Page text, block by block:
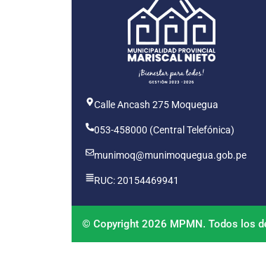
Calle Ancash 275 Moquegua
053-458000 (Central Telefónica)
munimoq@munimoquegua.gob.pe
RUC: 20154469941
© Copyright 2026 MPMN. Todos los